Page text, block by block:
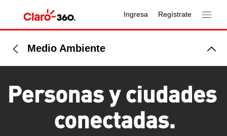
Ingresa Regístrate
Medio Ambiente